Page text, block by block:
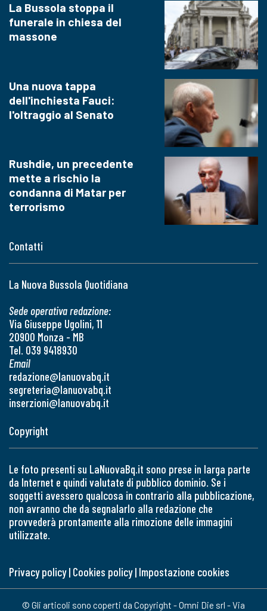
Contatti
La Nuova Bussola Quotidiana
Sede operativa redazione:
Via Giuseppe Ugolini, 11
20900 Monza - MB
Tel. 039 9418930
Email
redazione@lanuovabq.it
segreteria@lanuovabq.it
inserzioni@lanuovabq.it
La Bussola stoppa il
funerale in chiesa del
massone
Una nuova tappa
dell'inchiesta Fauci:
l'oltraggio al Senato
Rushdie, un precedente
mette a rischio la
condanna di Matar per
terrorismo
Copyright
Le foto presenti su LaNuovaBq.it sono prese in larga parte
da Internet e quindi valutate di pubblico dominio. Se i
soggetti avessero qualcosa in contrario alla pubblicazione,
non avranno che da segnalarlo alla redazione che
provvederà prontamente alla rimozione delle immagini
utilizzate.
Privacy policy| Cookies policy| Impostazione cookies
© Gli articoli sono coperti da Copyright - Omni Die srl - Via